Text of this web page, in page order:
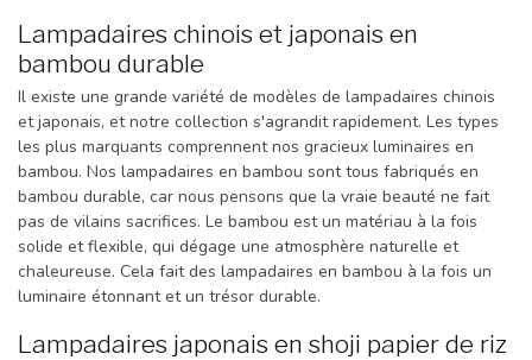
Lampadaires chinois et japonais en
bambou durable
Il existe une grande variété de modèles de lampadaires chinois
et japonais, et notre collection s'agrandit rapidement. Les types
les plus marquants comprennent nos gracieux luminaires en
bambou. Nos lampadaires en bambou sont tous fabriqués en
bambou durable, car nous pensons que la vraie beauté ne fait
pas de vilains sacrifices. Le bambou est un matériau à la fois
solide et flexible, qui dégage une atmosphère naturelle et
chaleureuse. Cela fait des lampadaires en bambou à la fois un
luminaire étonnant et un trésor durable.
Lampadaires japonais en shoji papier de riz